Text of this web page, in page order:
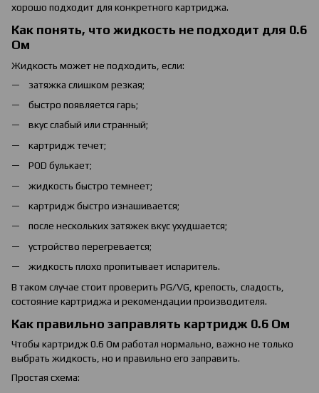
хорошо подходит для конкретного картриджа.
Как понять, что жидкость не подходит для 0.6
Ом
Жидкость может не подходить, если:
затяжка слишком резкая;
быстро появляется гарь;
вкус слабый или странный;
картридж течет;
POD булькает;
жидкость быстро темнеет;
картридж быстро изнашивается;
после нескольких затяжек вкус ухудшается;
устройство перегревается;
жидкость плохо пропитывает испаритель.
В таком случае стоит проверить PG/VG, крепость, сладость,
состояние картриджа и рекомендации производителя.
Как правильно заправлять картридж 0.6 Ом
Чтобы картридж 0.6 Ом работал нормально, важно не только
выбрать жидкость, но и правильно его заправить.
Простая схема: